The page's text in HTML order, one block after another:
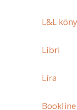
L&L
Libri
Líra
Bookline